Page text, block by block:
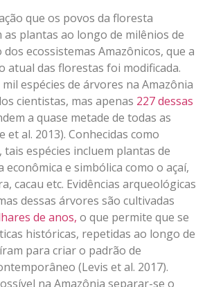
que os povos da floresta
as plantas ao longo de milênios de
ecossistemas Amazônicos, que a
atual das florestas foi modificada.
espécies de árvores na Amazônia
cientistas, mas apenas 227 dessas
a quase metade de todas as
et al. 2013). Conhecidas como
tais espécies incluem plantas de
e simbólica como o açaí,
cacau etc. Evidências arqueológicas
dessas árvores são cultivadas
de anos, o que permite que se
históricas, repetidas ao longo de
para criar o padrão de
(Levis et al. 2017).
na Amazônia separar-se o